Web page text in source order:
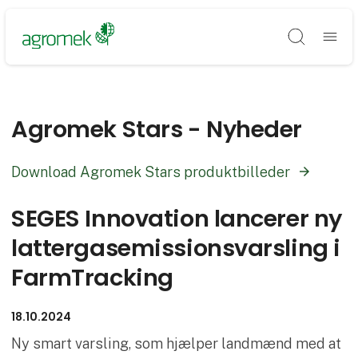
Søg
Agromek Stars - Nyheder
Download Agromek Stars produktbilleder
SEGES Innovation lancerer ny
lattergasemissionsvarsling i
FarmTracking
18.10.2024
Ny smart varsling, som hjælper landmænd med at